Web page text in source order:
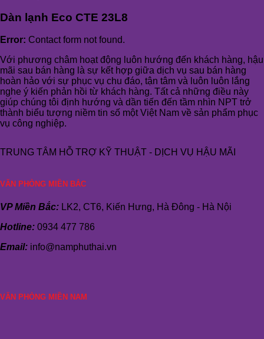
Dàn lạnh Eco CTE 23L8
Error: Contact form not found.
Với phương châm hoạt động luôn hướng đến khách hàng, hậu
mãi sau bán hàng là sự kết hợp giữa dịch vụ sau bán hàng
hoàn hảo với sự phục vụ chu đáo, tận tâm và luôn luôn lắng
nghe ý kiến phản hồi từ khách hàng. Tất cả những điều này
giúp chúng tôi định hướng và dần tiến đến tầm nhìn NPT trở
thành biểu tượng niềm tin số một Việt Nam về sản phẩm phục
vụ công nghiệp.
TRUNG TÂM HỖ TRỢ KỸ THUẬT - DỊCH VỤ HẬU MÃI
VĂN PHÒNG MIỀN BẮC
VP Miền Bắc: LK2, CT6, Kiến Hưng, Hà Đông - Hà Nội
Hotline: 0934 477 786
Email: info@namphuthai.vn
VĂN PHÒNG MIỀN NAM